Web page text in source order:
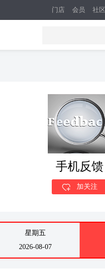
门店 会员 社区
手机反馈
加关注
星期五
2026-08-07